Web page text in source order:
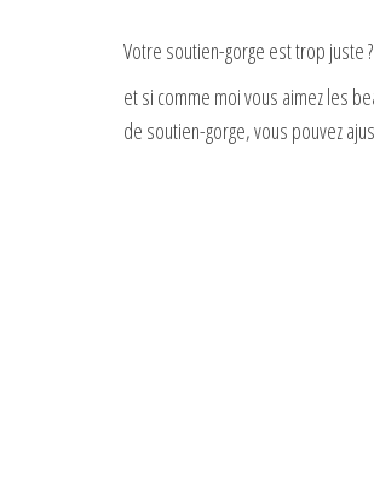
Votre soutien-gorge est trop juste ?
et si comme moi vous aimez les
de soutien-gorge, vous pouvez